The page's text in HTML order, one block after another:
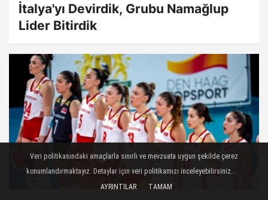
İtalya'yı Devirdik, Grubu Namağlup
Lider Bitirdik
Veri politikasındaki amaçlarla sınırlı ve mevzuata uygun şekilde çerez
konumlandırmaktayız. Detaylar için veri politikamızı inceleyebilirsiniz...
AYRINTILAR
TAMAM